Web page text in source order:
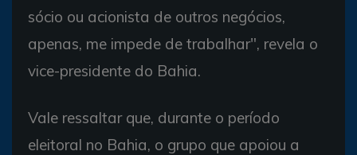
sócio ou acionista de outros negócios,
apenas, me impede de trabalhar", revela o
vice-presidente do Bahia.
Vale ressaltar que, durante o período
eleitoral no Bahia, o grupo que apoiou a